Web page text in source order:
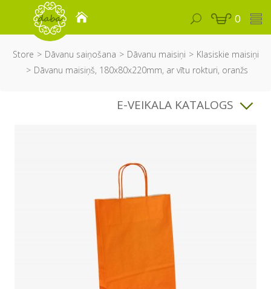
0
Store Dāvanu saiņošana Dāvanu maisiņi
Klasiskie maisiņi
Dāvanu maisiņš, 180x80x220mm, ar vītu rokturi, oranžs
E-VEIKALA KATALOGS